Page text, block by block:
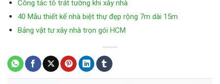
Công tác tô trát tường khi xây nhà
40 Mẫu thiết kế nhà biệt thự đẹp rộng 7m dài 15m
Bảng vật tư xây nhà trọn gói HCM